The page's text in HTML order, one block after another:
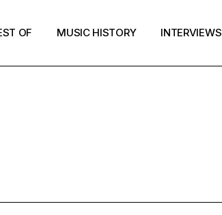
OF MUSIC HISTORY INTERVIEWS